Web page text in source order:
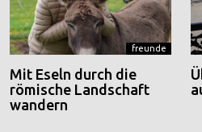
freunde
Mit Eseln durch die
römische Landschaft
wandern